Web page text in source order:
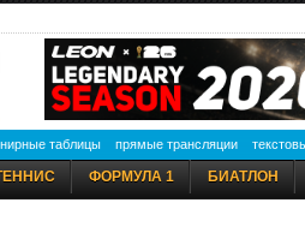
таблицы прямые трансляции
ФОРМУЛА 1 БИАТЛОН